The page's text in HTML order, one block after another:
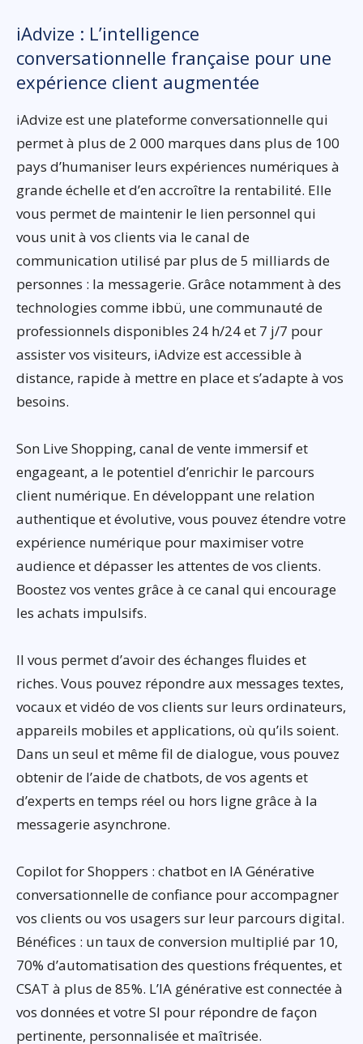
iAdvize : L’intelligence
conversationnelle française pour une
expérience client augmentée
iAdvize est une plateforme conversationnelle qui
permet à plus de 2 000 marques dans plus de 100
pays d’humaniser leurs expériences numériques à
grande échelle et d’en accroître la rentabilité. Elle
vous permet de maintenir le lien personnel qui
vous unit à vos clients via le canal de
communication utilisé par plus de 5 milliards de
personnes : la messagerie. Grâce notamment à des
technologies comme ibbü, une communauté de
professionnels disponibles 24 h/24 et 7 j/7 pour
assister vos visiteurs, iAdvize est accessible à
distance, rapide à mettre en place et s’adapte à vos
besoins.
Son Live Shopping, canal de vente immersif et
engageant, a le potentiel d’enrichir le parcours
client numérique. En développant une relation
authentique et évolutive, vous pouvez étendre votre
expérience numérique pour maximiser votre
audience et dépasser les attentes de vos clients.
Boostez vos ventes grâce à ce canal qui encourage
les achats impulsifs.
Il vous permet d’avoir des échanges fluides et
riches. Vous pouvez répondre aux messages textes,
vocaux et vidéo de vos clients sur leurs ordinateurs,
appareils mobiles et applications, où qu’ils soient.
Dans un seul et même fil de dialogue, vous pouvez
obtenir de l’aide de chatbots, de vos agents et
d’experts en temps réel ou hors ligne grâce à la
messagerie asynchrone.
Copilot for Shoppers : chatbot en IA Générative
conversationnelle de confiance pour accompagner
vos clients ou vos usagers sur leur parcours digital.
Bénéfices : un taux de conversion multiplié par 10,
70% d’automatisation des questions fréquentes, et
CSAT à plus de 85%. L’IA générative est connectée à
vos données et votre SI pour répondre de façon
pertinente, personnalisée et maîtrisée.